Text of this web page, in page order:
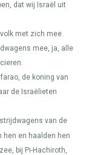
dat wij Israël uit
met zich mee.
mee, ja, alle
de koning van
de Israëlieten
strijdwagens van de
en haalden hen
bij Pi-Hachiroth,